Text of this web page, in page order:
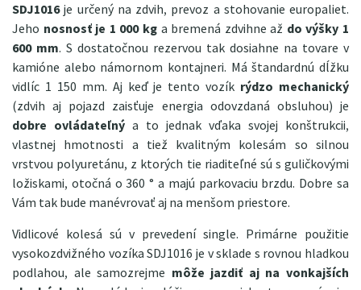
SDJ1016je určený na zdvih, prevoz a stohovanie europaliet.
Jeho nosnosť je 1 000 kga bremená zdvihne až do výšky 1
600 mm. S dostatočnou rezervou tak dosiahne na tovare v
kamióne alebo námornom kontajneri. Má štandardnú dĺžku
vidlíc 1 150 mm. Aj keď je tento vozík rýdzo mechanický
(zdvih aj pojazd zaisťuje energia odovzdaná obsluhou) je
dobre ovládateľný a to jednak vďaka svojej konštrukcii,
vlastnej hmotnosti a tiež kvalitným kolesám so silnou
vrstvou polyuretánu, z ktorých tie riaditeľné sú s guličkovými
ložiskami, otočná o 360 ° a majú parkovaciu brzdu. Dobre sa
Vám tak bude manévrovať aj na menšom priestore.
Vidlicové kolesá sú v prevedení single. Primárne použitie
vysokozdvižného vozíka SDJ1016 je v sklade s rovnou hladkou
podlahou, ale samozrejme môže jazdiť aj na vonkajších